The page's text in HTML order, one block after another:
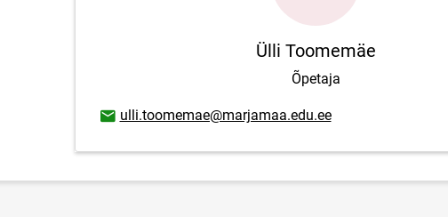
Ülli Toomemäe
Õpetaja
E-posti aadress
ulli.toomemae@marjamaa.edu.ee